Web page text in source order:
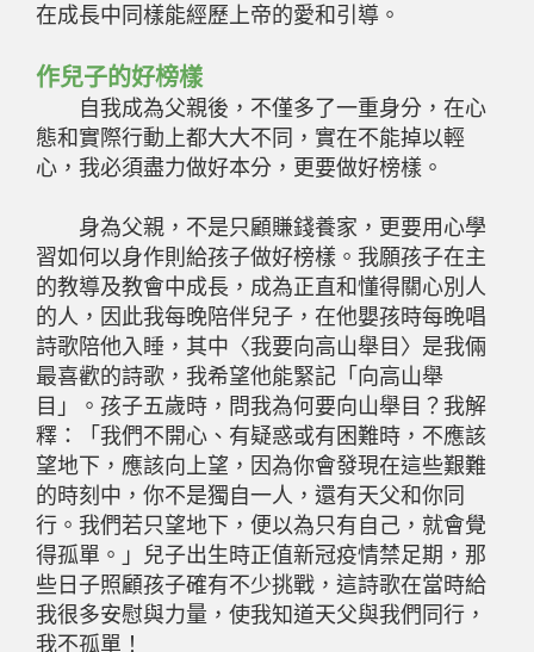
在成長中同樣能經歷上帝的愛和引導。
作兒子的好榜樣
自我成為父親後，不僅多了一重身分，在心
態和實際行動上都大大不同，實在不能掉以輕
心，我必須盡力做好本分，更要做好榜樣。
身為父親，不是只顧賺錢養家，更要用心學
習如何以身作則給孩子做好榜樣。我願孩子在主
的教導及教會中成長，成為正直和懂得關心別人
的人，因此我每晚陪伴兒子，在他嬰孩時每晚唱
詩歌陪他入睡，其中〈我要向高山舉目〉是我倆
最喜歡的詩歌，我希望他能緊記「向高山舉
目」。孩子五歲時，問我為何要向山舉目？我解
釋：「我們不開心、有疑惑或有困難時，不應該
望地下，應該向上望，因為你會發現在這些艱難
的時刻中，你不是獨自一人，還有天父和你同
行。我們若只望地下，便以為只有自己，就會覺
得孤單。」兒子出生時正值新冠疫情禁足期，那
些日子照顧孩子確有不少挑戰，這詩歌在當時給
我很多安慰與力量，使我知道天父與我們同行，
我不孤單！